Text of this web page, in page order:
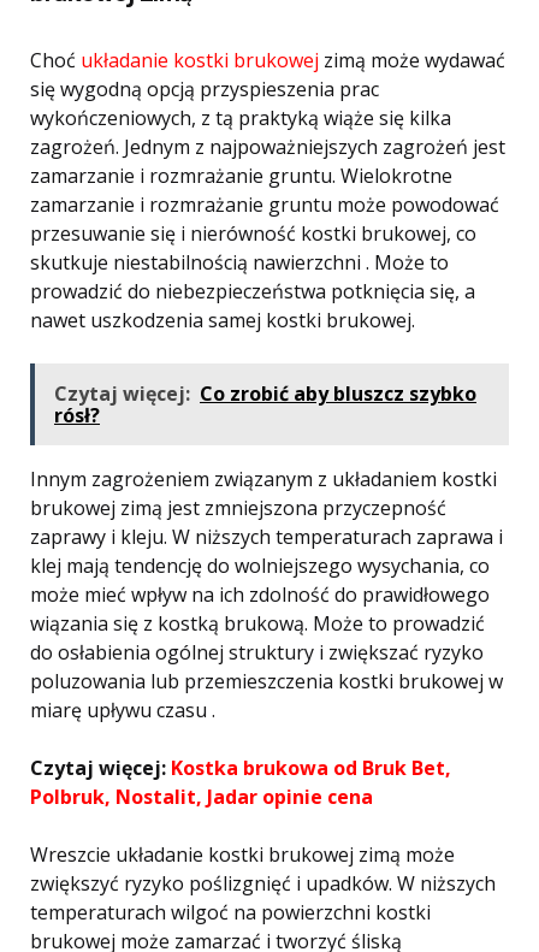
Choć układanie kostki brukowej zimą może wydawać
się wygodną opcją przyspieszenia prac
wykończeniowych, z tą praktyką wiąże się kilka
zagrożeń. Jednym z najpoważniejszych zagrożeń jest
zamarzanie i rozmrażanie gruntu. Wielokrotne
zamarzanie i rozmrażanie gruntu może powodować
przesuwanie się i nierówność kostki brukowej, co
skutkuje niestabilnością nawierzchni . Może to
prowadzić do niebezpieczeństwa potknięcia się, a
nawet uszkodzenia samej kostki brukowej.
Czytaj więcej: Co zrobić aby bluszcz szybko
rósł?
Innym zagrożeniem związanym z układaniem kostki
brukowej zimą jest zmniejszona przyczepność
zaprawy i kleju. W niższych temperaturach zaprawa i
klej mają tendencję do wolniejszego wysychania, co
może mieć wpływ na ich zdolność do prawidłowego
wiązania się z kostką brukową. Może to prowadzić
do osłabienia ogólnej struktury i zwiększać ryzyko
poluzowania lub przemieszczenia kostki brukowej w
miarę upływu czasu .
Czytaj więcej: Kostka brukowa od Bruk Bet,
Polbruk, Nostalit, Jadar opinie cena
Wreszcie układanie kostki brukowej zimą może
zwiększyć ryzyko poślizgnięć i upadków. W niższych
temperaturach wilgoć na powierzchni kostki
brukowej może zamarzać i tworzyć śliską